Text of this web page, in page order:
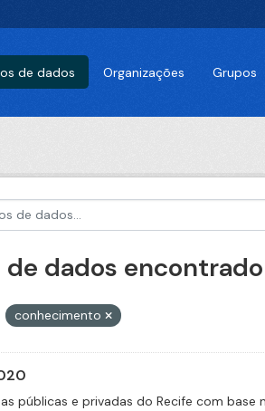
de dados Organizações Grupos
de dados encontrado
conhecimento
públicas e privadas do Recife com